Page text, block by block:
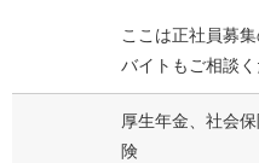
ここは正社員募
バイトもご相談く
厚生年金、社会
険